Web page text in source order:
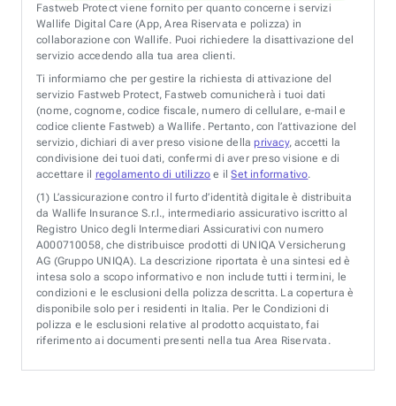
Fastweb Protect viene fornito per quanto concerne i servizi
Wallife Digital Care (App, Area Riservata e polizza) in
collaborazione con Wallife. Puoi richiedere la disattivazione del
servizio accedendo alla tua area clienti.
Ti informiamo che per gestire la richiesta di attivazione del
servizio Fastweb Protect, Fastweb comunicherà i tuoi dati
(nome, cognome, codice fiscale, numero di cellulare, e-mail e
codice cliente Fastweb) a Wallife. Pertanto, con l’attivazione del
servizio, dichiari di aver preso visione della privacy, accetti la
condivisione dei tuoi dati, confermi di aver preso visione e di
accettare il regolamento di utilizzo e ilSet informativo.
(1) L’assicurazione contro il furto d’identità digitale è distribuita
da Wallife Insurance S.r.l., intermediario assicurativo iscritto al
Registro Unico degli Intermediari Assicurativi con numero
A000710058, che distribuisce prodotti di UNIQA Versicherung
AG (Gruppo UNIQA). La descrizione riportata è una sintesi ed è
intesa solo a scopo informativo e non include tutti i termini, le
condizioni e le esclusioni della polizza descritta. La copertura è
disponibile solo per i residenti in Italia. Per le Condizioni di
polizza e le esclusioni relative al prodotto acquistato, fai
riferimento ai documenti presenti nella tua Area Riservata.